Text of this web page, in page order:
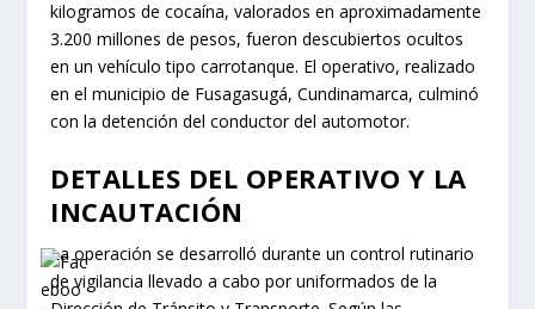
kilogramos de cocaína, valorados en aproximadamente
3.200 millones de pesos, fueron descubiertos ocultos
en un vehículo tipo carrotanque. El operativo, realizado
en el municipio de Fusagasugá, Cundinamarca, culminó
con la detención del conductor del automotor.
DETALLES DEL OPERATIVO Y LA
INCAUTACIÓN
La operación se desarrolló durante un control rutinario
de vigilancia llevado a cabo por uniformados de la